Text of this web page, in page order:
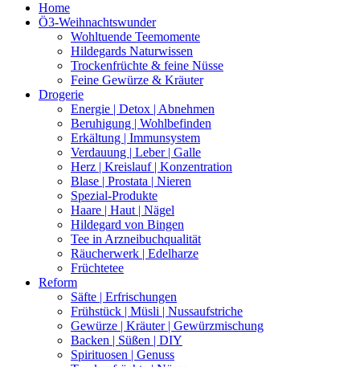
Home
Ö3-Weihnachtswunder
Wohltuende Teemomente
Hildegards Naturwissen
Trockenfrüchte & feine Nüsse
Feine Gewürze & Kräuter
Drogerie
Energie | Detox | Abnehmen
Beruhigung | Wohlbefinden
Erkältung | Immunsystem
Verdauung | Leber | Galle
Herz | Kreislauf | Konzentration
Blase | Prostata | Nieren
Spezial-Produkte
Haare | Haut | Nägel
Hildegard von Bingen
Tee in Arzneibuchqualität
Räucherwerk | Edelharze
Früchtetee
Reform
Säfte | Erfrischungen
Frühstück | Müsli | Nussaufstriche
Gewürze | Kräuter | Gewürzmischung
Backen | Süßen | DIY
Spirituosen | Genuss